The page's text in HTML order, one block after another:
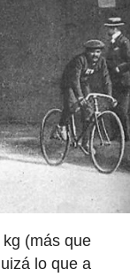
(más que
lo que a